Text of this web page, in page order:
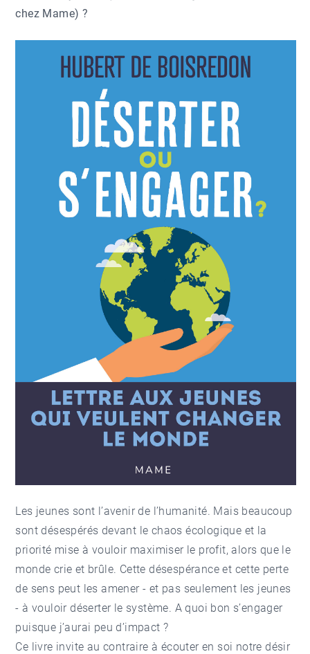
chez Mame) ?
Les jeunes sont l’avenir de l’humanité. Mais beaucoup
sont désespérés devant le chaos écologique et la
priorité mise à vouloir maximiser le profit, alors que le
monde crie et brûle. Cette désespérance et cette perte
de sens peut les amener - et pas seulement les jeunes
- à vouloir déserter le système. A quoi bon s’engager
puisque j’aurai peu d’impact ?
Ce livre invite au contraire à écouter en soi notre désir